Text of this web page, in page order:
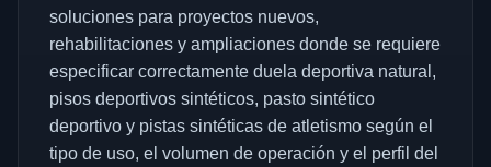
soluciones para proyectos nuevos,
rehabilitaciones y ampliaciones donde se requiere
especificar correctamente duela deportiva natural,
pisos deportivos sintéticos, pasto sintético
deportivo y pistas sintéticas de atletismo según el
tipo de uso, el volumen de operación y el perfil del